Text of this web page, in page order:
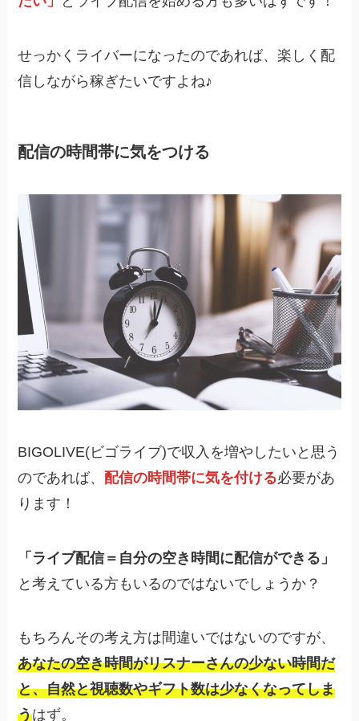
せっかくライバーになったのであれば、楽しく配
信しながら稼ぎたいですよね♪
配信の時間帯に気をつける
BIGOLIVE(ビゴライブ)で収入を増やしたいと思う
のであれば、配信の時間帯に気を付ける必要があ
ります！
「ライブ配信＝自分の空き時間に配信ができる」
と考えている方もいるのではないでしょうか？
もちろんその考え方は間違いではないのですが、
あなたの空き時間がリスナーさんの少ない時間だ
と、自然と視聴数やギフト数は少なくなってしま
うはず。